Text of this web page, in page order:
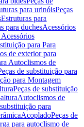
para urinóisPeças
Estruturas para
para duchesAcessórios
para Para
de exterior para
Autoclismos de
de substituição para
para Montagem
Peças de substituição
Autoclismos de
para
AcopladoPeças de
para autoclismo de